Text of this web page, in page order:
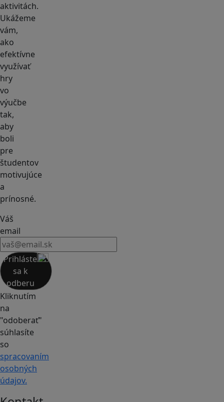
aktivitách.
Ukážeme
vám,
ako
efektívne
využívať
hry
vo
výučbe
tak,
aby
boli
pre
študentov
motivujúce
a
prínosné.
Váš
email
Prihláste
sa k
odberu
Kliknutím
na
"odoberať"
súhlasíte
so
spracovaním
osobných
údajov.